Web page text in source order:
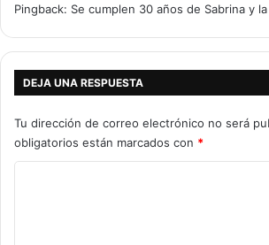
Pingback: Se cumplen 30 años de Sabrina y
DEJA UNA RESPUESTA
Tu dirección de correo electrónico no será
obligatorios están marcados con *